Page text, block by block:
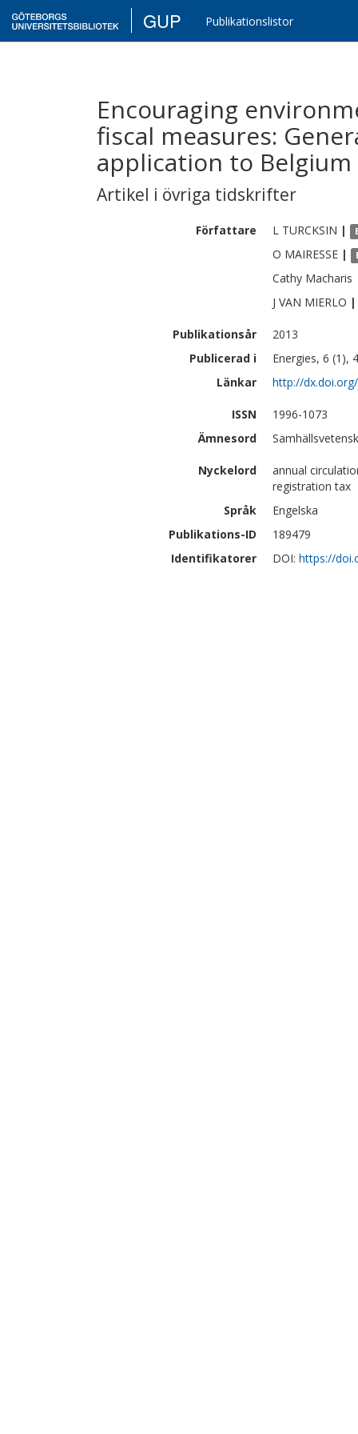
GUP Publikationslistor
Encouraging
fiscal measures:
application to Belgium
Artikel i övriga tidskrifter
Författare L TURCKSIN |
O MAIRESSE |
Cathy Macharis
J VAN MIERLO |
Publikationsår
2013
Publicerad i
Energies, 6 (1),
Länkar
http://
ISSN
1996-1073
Ämnesord
Nyckelord
annual
registration tax
Språk
Engelska
Publikations-ID
189479
Identifikatorer
DOI: https://